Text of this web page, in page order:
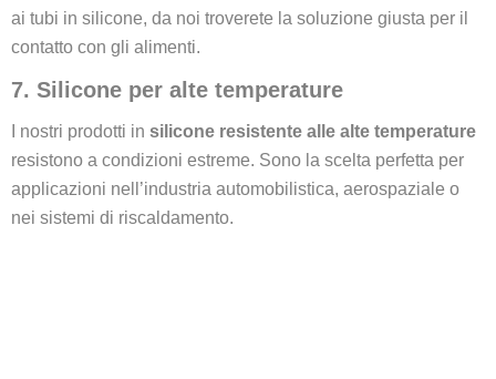
ai tubi in silicone, da noi troverete la soluzione giusta per il
contatto con gli alimenti.
7. Silicone per alte temperature
I nostri prodotti in silicone resistente alle alte temperature
resistono a condizioni estreme. Sono la scelta perfetta per
applicazioni nell’industria automobilistica, aerospaziale o
nei sistemi di riscaldamento.